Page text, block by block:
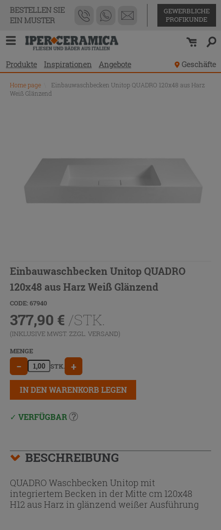
BESTELLEN SIE
EIN MUSTER
GEWERBLICHE
PROFIKUNDE
Produkte Inspirationen Angebote Geschäfte
Home page
Einbauwaschbecken Unitop QUADRO 120x48 aus Harz
Weiß Glänzend
Einbauwaschbecken Unitop QUADRO
120x48 aus Harz Weiß Glänzend
CODE: 67940
377,90 € /STK.
(INKLUSIVE MWST. ZZGL. VERSAND)
MENGE
− STK. +
IN DEN WARENKORB LEGEN
VERFÜGBAR
BESCHREIBUNG
QUADRO Waschbecken Unitop mit
integriertem Becken in der Mitte cm 120x48
H12 aus Harz in glänzend weißer Ausführung